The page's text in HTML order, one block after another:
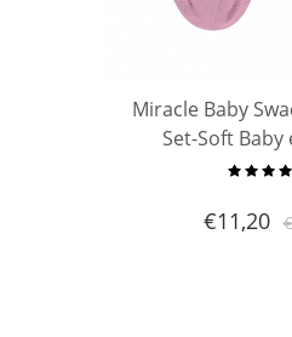
Miracle Baby
Set-Soft
envolvente de
€11,20 €